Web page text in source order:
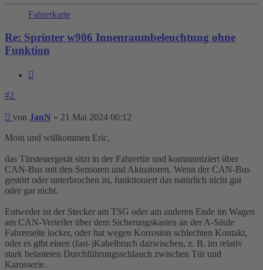
Fahrerkarte
Re: Sprinter w906 Innenraumbeleuchtung ohne
Funktion
#2
Beitrag
von JanN » 21 Mai 2024 00:12
Moin und willkommen Eric,
das Türsteuergerät sitzt in der Fahrertür und kommuniziert über
CAN-Bus mit den Sensoren und Aktuatoren. Wenn der CAN-Bus
gestört oder unterbrochen ist, funktioniert das natürlich nicht gut
oder gar nicht.
Entweder ist der Stecker am TSG oder am anderen Ende im Wagen
am CAN-Verteiler über dem Sicherungskasten an der A-Säule
Fahrerseite locker, oder hat wegen Korrosion schlechten Kontakt,
oder es gibt einen (fast-)Kabelbruch dazwischen, z. B. im relativ
stark belasteten Durchführungsschlauch zwischen Tür und
Karosserie.